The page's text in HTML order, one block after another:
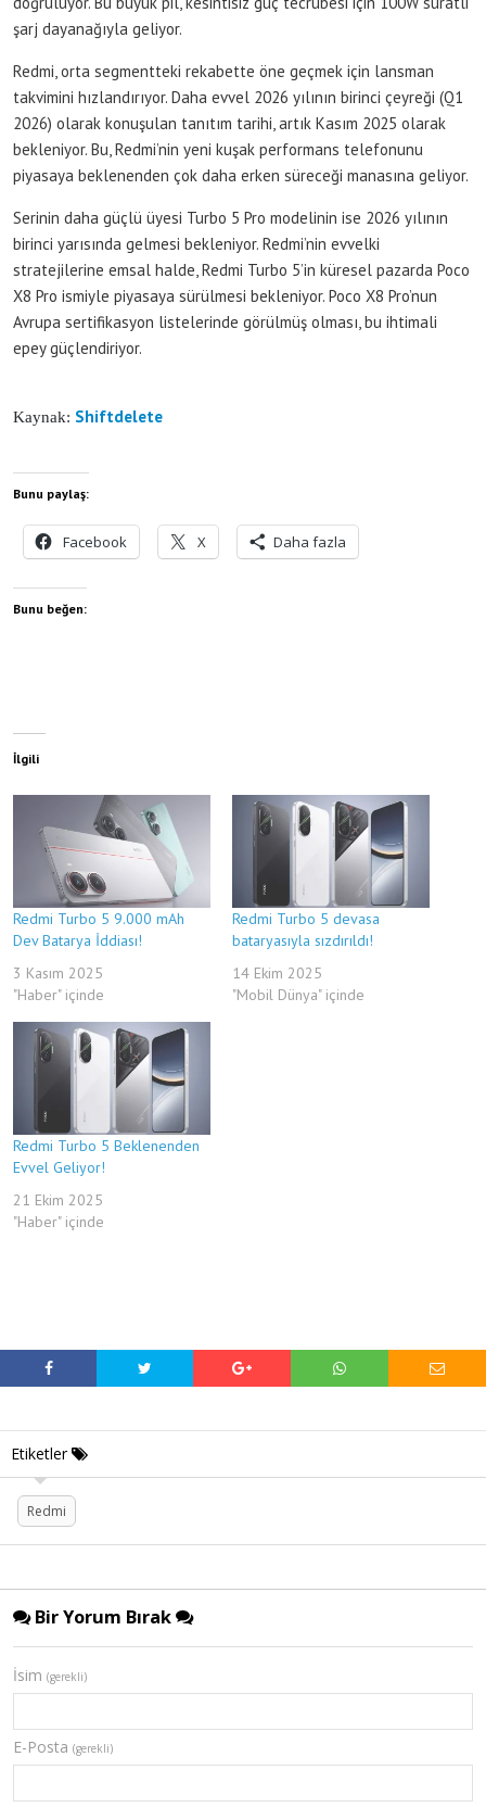
şarj dayanağıyla geliyor.
Redmi, orta segmentteki rekabette öne geçmek için lansman
takvimini hızlandırıyor. Daha evvel 2026 yılının birinci çeyreği (Q1
2026) olarak konuşulan tanıtım tarihi, artık Kasım 2025 olarak
bekleniyor. Bu, Redmi’nin yeni kuşak performans telefonunu
piyasaya beklenenden çok daha erken süreceği manasına geliyor.
Serinin daha güçlü üyesi Turbo 5 Pro modelinin ise 2026 yılının
birinci yarısında gelmesi bekleniyor. Redmi’nin evvelki
stratejilerine emsal halde, Redmi Turbo 5’in küresel pazarda Poco
X8 Pro ismiyle piyasaya sürülmesi bekleniyor. Poco X8 Pro’nun
Avrupa sertifikasyon listelerinde görülmüş olması, bu ihtimali
epey güçlendiriyor.
Kaynak: Shiftdelete
Bunu paylaş:
Facebook X Daha fazla
Bunu beğen:
İlgili
Redmi Turbo 5 9.000 mAh
Dev Batarya İddiası!
3 Kasım 2025
"Haber" içinde
Redmi Turbo 5 devasa
bataryasıyla sızdırıldı!
14 Ekim 2025
"Mobil Dünya" içinde
Redmi Turbo 5 Beklenenden
Evvel Geliyor!
21 Ekim 2025
"Haber" içinde
Etiketler
Redmi
Bir Yorum Bırak
İsim (gerekli)
E-Posta (gerekli)